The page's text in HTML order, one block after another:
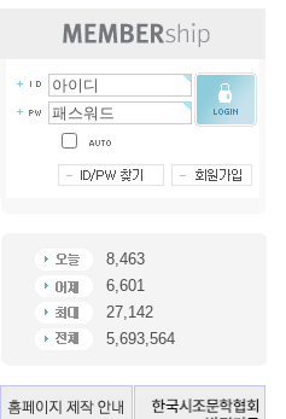
8,463
6,601
27,142
5,693,564